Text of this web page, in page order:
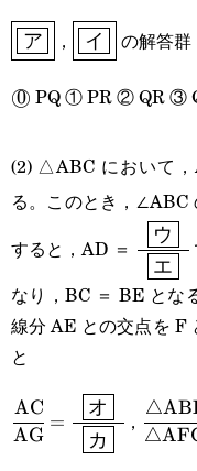
ア ， イ の解答群
\text{\textcircled
0
◯ PQ ① PR ② QR ③
(2) △ABC において，
る。このとき，∠ABC
すると，AD ＝
エ
ウ
なり，BC ＝ BE とな
線分 AE との交点を F
と
\cfrac{\text{AC}}
AG
AC
=
カ
オ ，